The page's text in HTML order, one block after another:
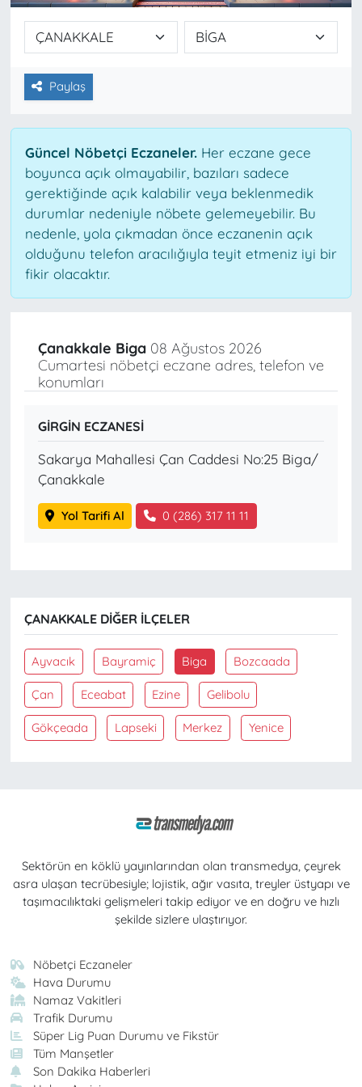
Paylaş
Güncel Nöbetçi Eczaneler.Her eczane gece
boyunca açık olmayabilir, bazıları sadece
gerektiğinde açık kalabilir veya beklenmedik
durumlar nedeniyle nöbete gelemeyebilir. Bu
nedenle, yola çıkmadan önce eczanenin açık
olduğunu telefon aracılığıyla teyit etmeniz iyi bir
fikir olacaktır.
Çanakkale Biga08 Ağustos 2026
Cumartesi nöbetçi eczane adres, telefon ve
konumları
GİRGİN ECZANESİ
Sakarya Mahallesi Çan Caddesi No:25 Biga/
Çanakkale
Yol Tarifi Al 0 (286) 317 11 11
ÇANAKKALE DIĞER İLÇELER
Ayvacık Bayramiç Biga Bozcaada
Çan Eceabat Ezine Gelibolu
Gökçeada Lapseki Merkez Yenice
Sektörün en köklü yayınlarından olan transmedya, çeyrek
asra ulaşan tecrübesiyle; lojistik, ağır vasıta, treyler üstyapı ve
taşımacılıktaki gelişmeleri takip ediyor ve en doğru ve hızlı
şekilde sizlere ulaştırıyor.
Nöbetçi Eczaneler
Hava Durumu
Namaz Vakitleri
Trafik Durumu
Süper Lig Puan Durumu ve Fikstür
Tüm Manşetler
Son Dakika Haberleri